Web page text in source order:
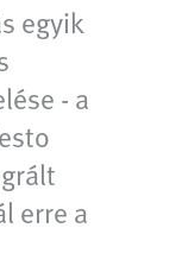
egyik
- a
erre a